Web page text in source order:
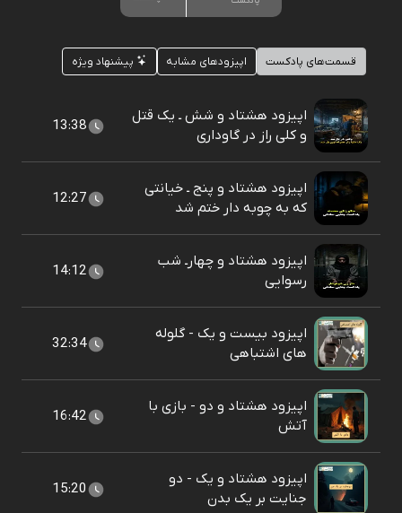
قسمت‌های پادکست اپیزودهای مشابه پیشنهاد ویژه
اپیزود هشتاد و شش ـ یک قتل
و کلی راز در گاوداری
13:38
اپیزود هشتاد و پنج ـ خیانتی
که به چوبه دار ختم شد
12:27
اپیزود هشتاد و چهارـ شب
رسوایی
14:12
اپیزود بیست و یک - گلوله
های اشتباهی
32:34
اپیزود هشتاد و دو - بازی با
آتش
16:42
اپیزود هشتاد و یک - دو
جنایت بر یک بدن
15:20